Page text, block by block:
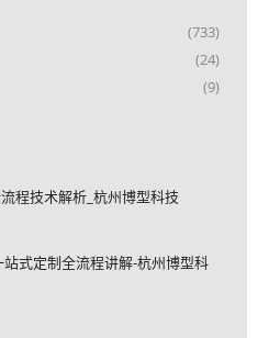
(733)
(24)
(9)
程技术解析_杭州博型科技
式定制全流程讲解-杭州博型科